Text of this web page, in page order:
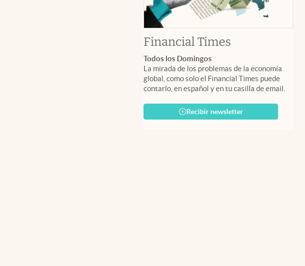
Financial Timesabre en
Todos los Domingos
La mirada de los problemas de la economía
global, como solo el Financial Times puede
contarlo, en español y en tu casilla de email.
Recibir newsletter